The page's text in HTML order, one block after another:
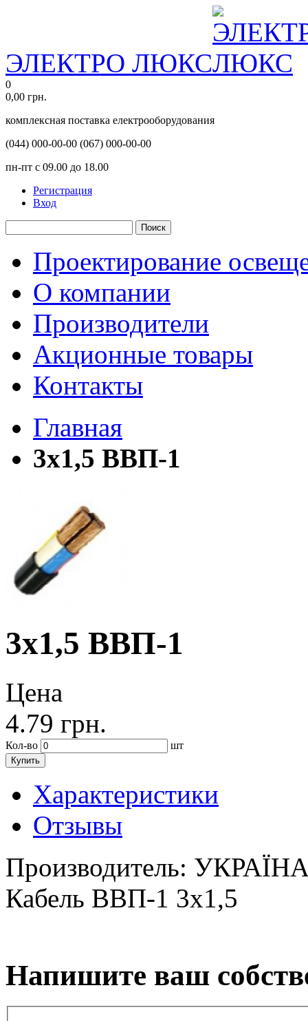
ЭЛЕКТРО ЛЮКС
0
0,00 грн.
комплексная поставка електрооборудования
(044) 000-00-00 (067) 000-00-00
пн-пт с 09.00 до 18.00
Регистрация
Вход
Поиск
Проектирование
О компании
Производители
Акционные товары
Контакты
Главная
3х1,5 ВВП-1
3х1,5 ВВП-1
Цена
4.79 грн.
Кол-во шт
Купить
Характеристики
Отзывы
Производитель:
Кабель ВВП-1 3х1,5
Напишите ваш